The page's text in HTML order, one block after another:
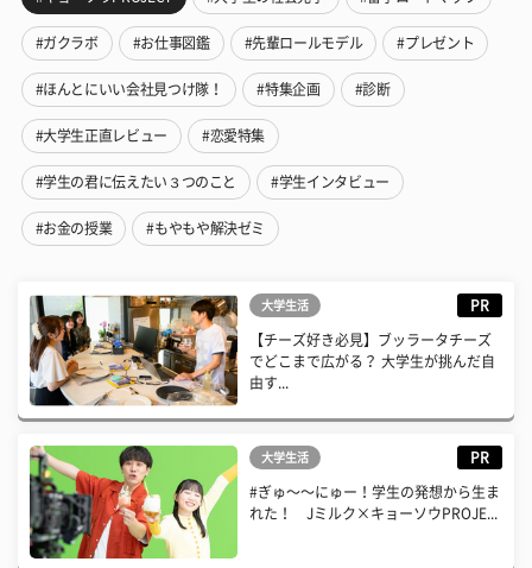
#ガクラボ #お仕事図鑑 #先輩ロールモデル #プレゼント
#ほんとにいい会社見つけ隊！ #特集企画 #診断
#大学生正直レビュー #恋愛特集
#学生の君に伝えたい３つのこと #学生インタビュー
#お金の授業 #もやもや解決ゼミ
大学生活 PR
【チーズ好き必見】ブッラータチーズ
でどこまで広がる？ 大学生が挑んだ自
由す...
大学生活 PR
#ぎゅ〜〜にゅー！学生の発想から生ま
れた！ Jミルク×キョーソウPROJE...